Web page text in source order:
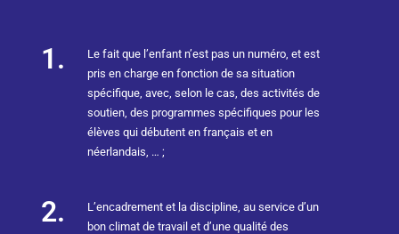
1.
Le fait que l’enfant n’est pas un numéro, et est
pris en charge en fonction de sa situation
spécifique, avec, selon le cas, des activités de
soutien, des programmes spécifiques pour les
élèves qui débutent en français et en
néerlandais, … ;
2.
L’encadrement et la discipline, au service d’un
bon climat de travail et d’une qualité des